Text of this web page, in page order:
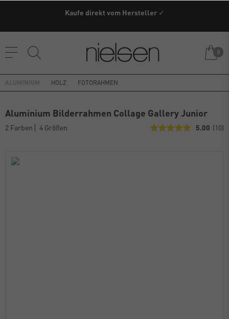
Versandkostenfrei ab einem Warenwert von 79€ innerhalb
Kaufe direkt vom Hersteller ✓
0
HOLZ FOTORAHMEN
Aluminium Bilderrahmen Collage Gallery Junior
2 Farben 4 Größen 5.00 (10)